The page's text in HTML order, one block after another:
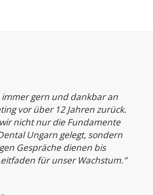
immer gern und dankbar an
vor über 12 Jahren zurück.
nicht nur die Fundamente
Ungarn gelegt, sondern
Gespräche dienen bis
für unser Wachstum.”